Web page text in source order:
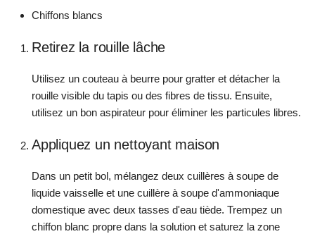
Chiffons blancs
Retirez la rouille lâche
Utilisez un couteau à beurre pour gratter et détacher la
rouille visible du tapis ou des fibres de tissu. Ensuite,
utilisez un bon aspirateur pour éliminer les particules libres.
Appliquez un nettoyant maison
Dans un petit bol, mélangez deux cuillères à soupe de
liquide vaisselle et une cuillère à soupe d'ammoniaque
domestique avec deux tasses d'eau tiède. Trempez un
chiffon blanc propre dans la solution et saturez la zone